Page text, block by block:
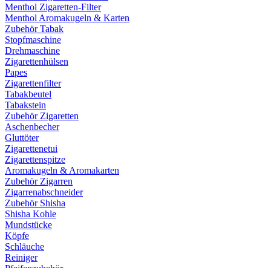
Menthol Zigaretten-Filter
Menthol Aromakugeln & Karten
Zubehör Tabak
Stopfmaschine
Drehmaschine
Zigarettenhülsen
Papes
Zigarettenfilter
Tabakbeutel
Tabakstein
Zubehör Zigaretten
Aschenbecher
Gluttöter
Zigarettenetui
Zigarettenspitze
Aromakugeln & Aromakarten
Zubehör Zigarren
Zigarrenabschneider
Zubehör Shisha
Shisha Kohle
Mundstücke
Köpfe
Schläuche
Reiniger